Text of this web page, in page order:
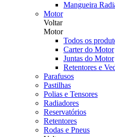
Mangueira
Motor
Voltar
Motor
Todos os
Carter do Motor
Juntas do Motor
Retentores e
Parafusos
Pastilhas
Polias e Tensores
Radiadores
Reservatórios
Retentores
Rodas e Pneus